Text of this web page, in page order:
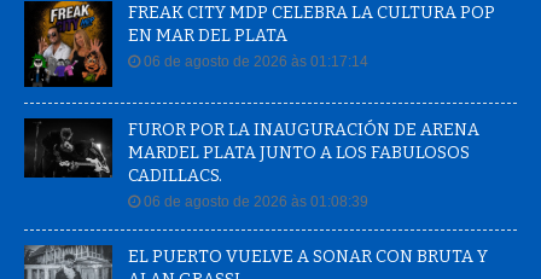
FREAK CITY MDP CELEBRA LA CULTURA POP
EN MAR DEL PLATA
06 de agosto de 2026 às 01:17:14
FUROR POR LA INAUGURACIÓN DE ARENA
MARDEL PLATA JUNTO A LOS FABULOSOS
CADILLACS.
06 de agosto de 2026 às 01:08:39
EL PUERTO VUELVE A SONAR CON BRUTA Y